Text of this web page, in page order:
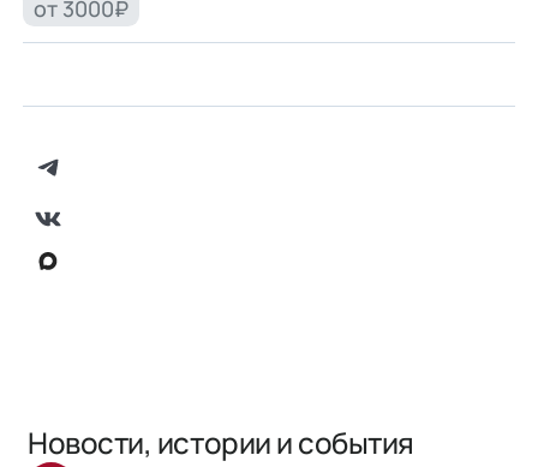
от 3000₽
Новости, истории и события